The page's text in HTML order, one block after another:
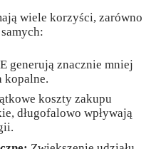
wiele korzyści, zarówno
generują znacznie mniej
kopalne.
koszty zakupu
długofalowo wpływają